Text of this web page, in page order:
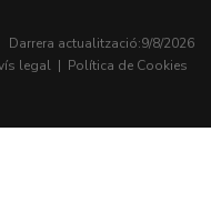
Darrera actualització:9/8/2026
legal | Política de Cookies